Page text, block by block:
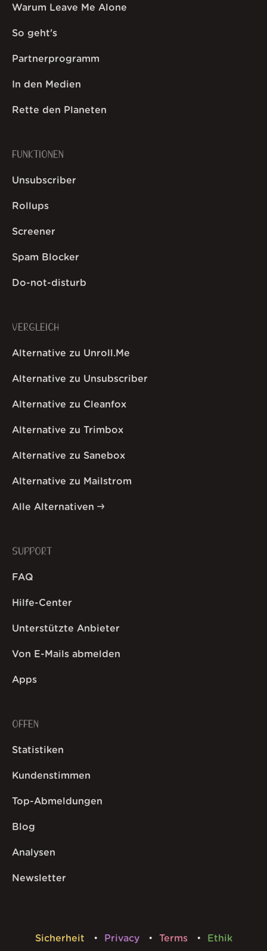
Warum Leave Me Alone
So geht's
Partnerprogramm
In den Medien
Rette den Planeten
FUNKTIONEN
Unsubscriber
Rollups
Screener
Spam Blocker
Do-not-disturb
VERGLEICH
Alternative zu Unroll.Me
Alternative zu Unsubscriber
Alternative zu Cleanfox
Alternative zu Trimbox
Alternative zu Sanebox
Alternative zu Mailstrom
Alle Alternativen
SUPPORT
FAQ
Hilfe-Center
Unterstützte Anbieter
Von E-Mails abmelden
Apps
OFFEN
Statistiken
Kundenstimmen
Top-Abmeldungen
Blog
Analysen
Newsletter
Sicherheit Privacy Terms Ethik